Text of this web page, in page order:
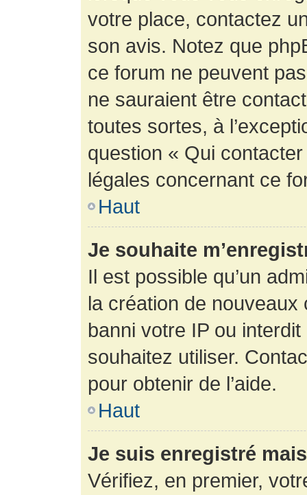
votre place, contactez
son avis. Notez que
ce forum ne peuvent
ne sauraient être
toutes sortes, à
question « Qui
légales concernant ce
Haut
Je souhaite
Il est possible qu’un
la création de
banni votre IP ou
souhaitez utiliser.
pour obtenir de l’aide.
Haut
Je suis enregistré
Vérifiez, en premier,